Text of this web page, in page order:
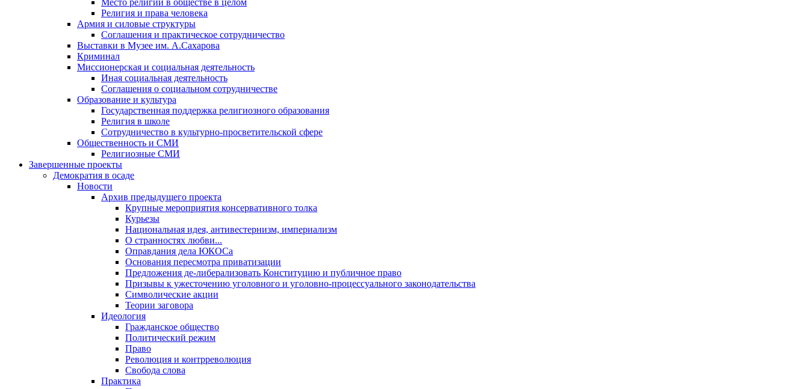
Место религии в обществе в целом
Религия и права человека
Армия и силовые структуры
Соглашения и практическое сотрудничество
Выставки в Музее им. А.Сахарова
Криминал
Миссионерская и социальная деятельность
Иная социальная деятельность
Соглашения о социальном сотрудничестве
Образование и культура
Государственная поддержка религиозного образования
Религия в школе
Сотрудничество в культурно-просветительской сфере
Общественность и СМИ
Религиозные СМИ
Завершенные проекты
Демократия в осаде
Новости
Архив предыдущего проекта
Крупные мероприятия консервативного толка
Курьезы
Национальная идея, антивестернизм, империализм
О странностях любви...
Оправдания дела ЮКОСа
Основания пересмотра приватизации
Предложения де-либерализовать Конституцию и публичное право
Призывы к ужесточению уголовного и уголовно-процессуального законодательства
Символические акции
Теории заговора
Идеология
Гражданское общество
Политический режим
Право
Революция и контрреволюция
Свобода слова
Практика